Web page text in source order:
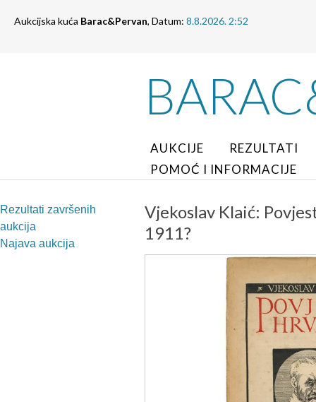
Aukcijska kuća Barac&Pervan, Datum: 8.8.2026. 2:52
AUKCIJE
REZULTATI
POMOĆ I INFORMACIJE
Rezultati završenih
aukcija
Najava aukcija
Vjekoslav Klaić:
1911?